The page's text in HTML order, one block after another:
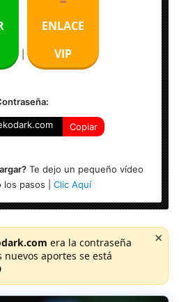
ENLACE
VIP
Copiar
Te dejo un pequeño vídeo
los pasos | Clic Aquí
era la contraseña
aportes se está
×